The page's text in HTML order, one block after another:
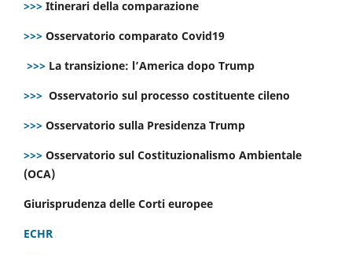
>>> Itinerari della comparazione
>>> Osservatorio comparato Covid19
>>> La transizione: l’America dopo Trump
>>> Osservatorio sul processo costituente cileno
>>> Osservatorio sulla Presidenza Trump
>>> Osservatorio sul Costituzionalismo Ambientale
(OCA)
Giurisprudenza delle Corti europee
ECHR